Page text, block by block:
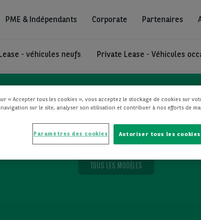
PME & Indépendants Corporate Partenaires
- véhicules neufs Private Lease - Véhicules
- Private Lease
TOUS LES MODÈLES
« Accepter tous les cookies », vous acceptez le stockage de cookies sur
sur le site, analyser son utilisation et contribuer à nos efforts de
Autoriser tous les cookies
Paramètres des cookies